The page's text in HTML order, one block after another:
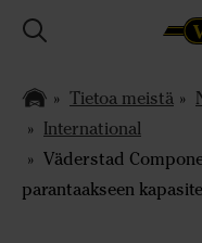
Tietoa meistä
International
Väderstad
parantaakseen